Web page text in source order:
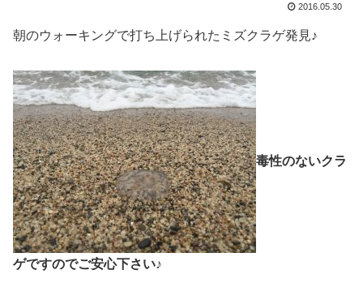
2016.05.30
朝のウォーキングで打ち上げられたミズクラゲ発見♪
毒性のないクラ
ゲですのでご安心下さい♪